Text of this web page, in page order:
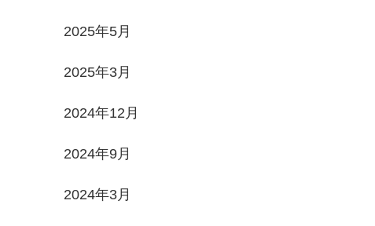
2025年5月
2025年3月
2024年12月
2024年9月
2024年3月